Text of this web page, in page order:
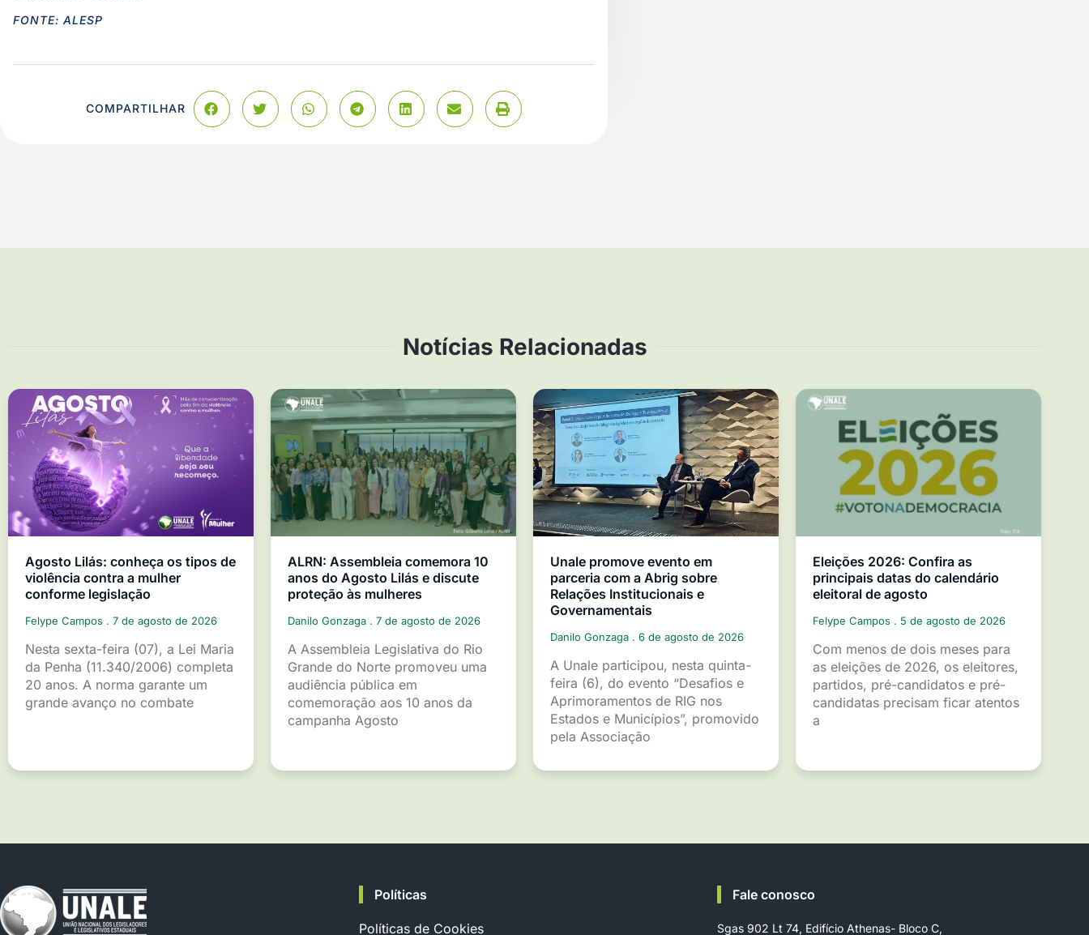
FONTE: ALESP
COMPARTILHAR
Notícias Relacionadas
Agosto Lilás: conheça os tipos de
violência contra a mulher
conforme legislação
Felype Campos 7 de agosto de 2026
Nesta sexta-feira (07), a Lei Maria
da Penha (11.340/2006) completa
20 anos. A norma garante um
grande avanço no combate
ALRN: Assembleia comemora 10
anos do Agosto Lilás e discute
proteção às mulheres
Danilo Gonzaga 7 de agosto de 2026
A Assembleia Legislativa do Rio
Grande do Norte promoveu uma
audiência pública em
comemoração aos 10 anos da
campanha Agosto
Unale promove evento em
parceria com a Abrig sobre
Relações Institucionais e
Governamentais
Danilo Gonzaga 6 de agosto de 2026
A Unale participou, nesta quinta-
feira (6), do evento “Desafios e
Aprimoramentos de RIG nos
Estados e Municípios”, promovido
pela Associação
Eleições 2026: Confira as
principais datas do calendário
eleitoral de agosto
Felype Campos 5 de agosto de 2026
Com menos de dois meses para
as eleições de 2026, os eleitores,
partidos, pré-candidatos e pré-
candidatas precisam ficar atentos
a
Políticas
Políticas de Cookies
Fale conosco
Sgas 902 Lt 74, Edifício Athenas- Bloco C,